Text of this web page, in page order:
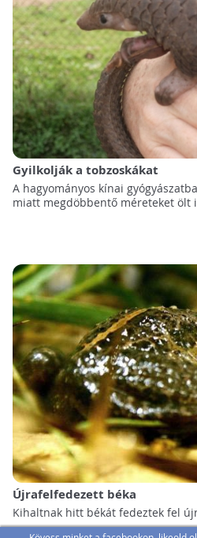
Gyilkolják a tobzoskákat
A hagyományos kínai
miatt megdöbbentő méreteket ölt
Újrafelfedezett béka
Kihaltnak hitt békát fedeztek fel